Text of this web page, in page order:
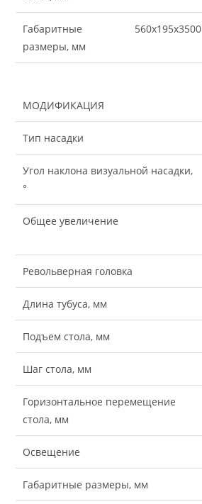
Габаритные
размеры, мм
560х195х3500
МОДИФИКАЦИЯ
Тип насадки
Угол наклона визуальной насадки,
°
Общее увеличение
Револьверная головка
Длина тубуса, мм
Подъем стола, мм
Шаг стола, мм
Горизонтальное перемещение
стола, мм
Освещение
Габаритные размеры, мм